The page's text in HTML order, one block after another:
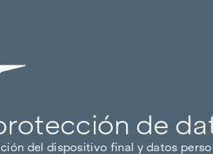
de
del dispositivo final y datos